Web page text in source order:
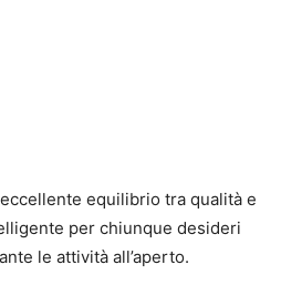
equilibrio tra qualità e
per chiunque desideri
le attività all’aperto.